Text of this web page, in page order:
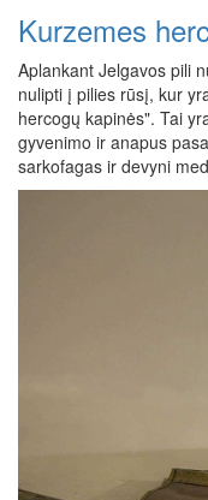
Kurzemes
Aplankant Jelgavos pili
nulipti į pilies rūsį, kur
hercogų kapinės". Tai
gyvenimo ir anapus
sarkofagas ir devyni